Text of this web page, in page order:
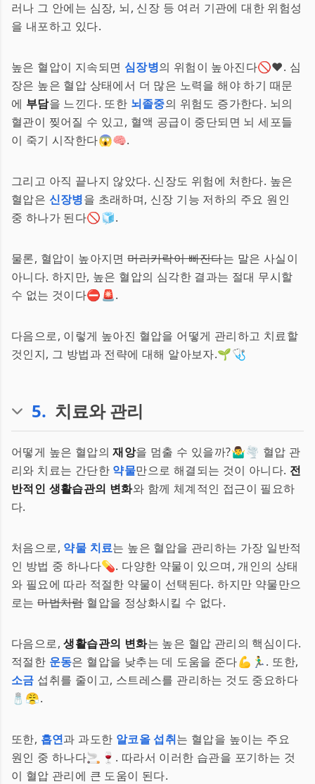
러나 그 안에는 심장, 뇌, 신장 등 여러 기관에 대한 위험성
을 내포하고 있다.
높은 혈압이 지속되면 심장병의 위험이 높아진다🚫❤️. 심
장은 높은 혈압 상태에서 더 많은 노력을 해야 하기 때문
에 부담을 느낀다. 또한 뇌졸중의 위험도 증가한다. 뇌의
혈관이 찢어질 수 있고, 혈액 공급이 중단되면 뇌 세포들
이 죽기 시작한다😱🧠.
그리고 아직 끝나지 않았다. 신장도 위험에 처한다. 높은
혈압은 신장병을 초래하며, 신장 기능 저하의 주요 원인
중 하나가 된다🚫🧊.
물론, 혈압이 높아지면머리카락이 빠진다는 말은 사실이
아니다. 하지만, 높은 혈압의 심각한 결과는 절대 무시할
수 없는 것이다⛔🚨.
다음으로, 이렇게 높아진 혈압을 어떻게 관리하고 치료할
것인지, 그 방법과 전략에 대해 알아보자.🌱🩺
5. 치료와 관리
어떻게 높은 혈압의재앙을 멈출 수 있을까?🤷‍♂️🌪 혈압 관
리와 치료는 간단한 약물만으로 해결되는 것이 아니다. 전
반적인 생활습관의 변화와 함께 체계적인 접근이 필요하
다.
처음으로, 약물 치료는 높은 혈압을 관리하는 가장 일반적
인 방법 중 하나다💊. 다양한 약물이 있으며, 개인의 상태
와 필요에 따라 적절한 약물이 선택된다. 하지만 약물만으
로는마법처럼혈압을 정상화시킬 수 없다.
다음으로,생활습관의 변화는 높은 혈압 관리의 핵심이다.
적절한 운동은 혈압을 낮추는 데 도움을 준다💪🏃‍♂️. 또한,
소금 섭취를 줄이고, 스트레스를 관리하는 것도 중요하다
🧂😤.
또한, 흡연과 과도한 알코올 섭취는 혈압을 높이는 주요
원인 중 하나다🚬🍷. 따라서 이러한 습관을 포기하는 것
이 혈압 관리에 큰 도움이 된다.